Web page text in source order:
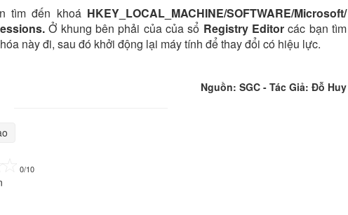
tìm đến khoá HKEY_LOCAL_MACHINE/SOFTWARE/Microsoft/
Ở khung bên phải của của sổ Registry Editor các bạn tìm
này đi, sau đó khởi động lại máy tính để thay đổi có hiệu lực.
Nguồn: SGC - Tác Giả: Đỗ Huy
0/10